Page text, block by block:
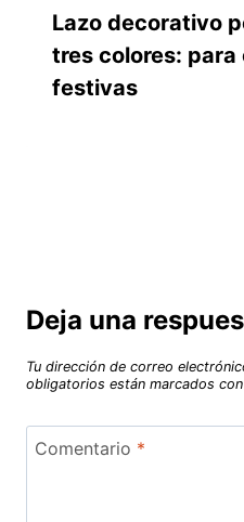
Lazo decorativo
tres colores:
festivas
Deja una
Tu dirección de correo
obligatorios están marcados con
Comentario *